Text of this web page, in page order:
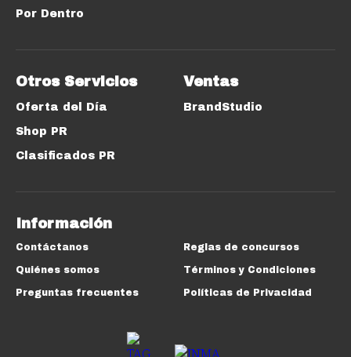
Por Dentro
Otros Servicios
Oferta del Día
Shop PR
Clasificados PR
Ventas
BrandStudio
Información
Contáctanos
Quiénes somos
Preguntas frecuentes
Reglas de concursos
Términos y Condiciones
Políticas de Privacidad